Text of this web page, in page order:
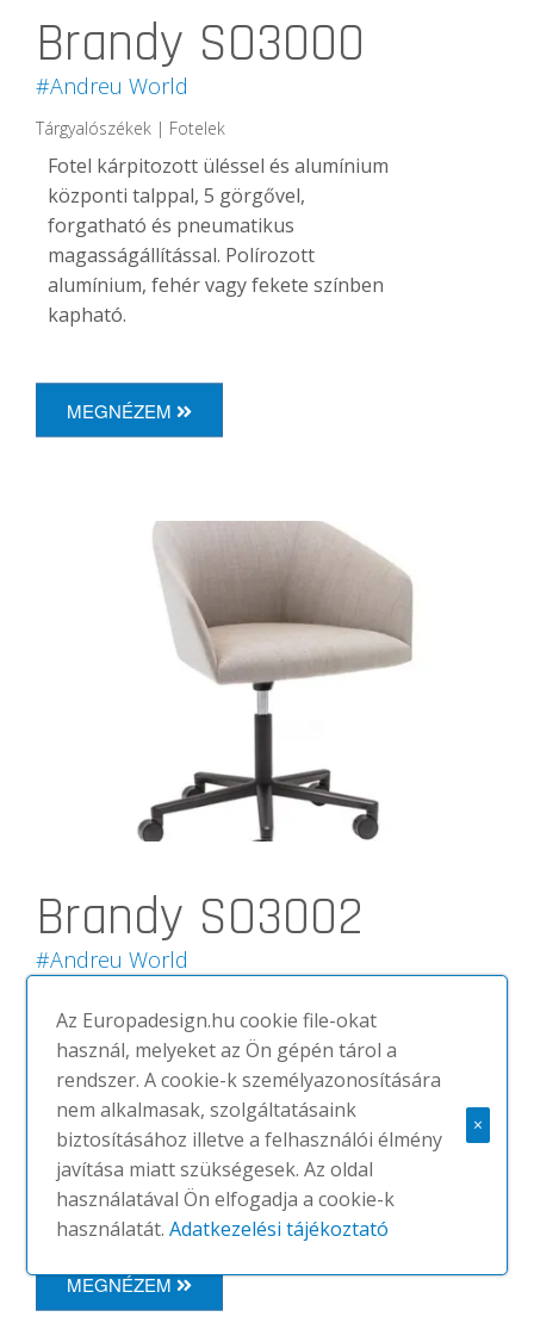
Brandy SO3000
#Andreu World
Tárgyalószékek | Fotelek
Fotel kárpitozott üléssel és alumínium
központi talppal, 5 görgővel,
forgatható és pneumatikus
magasságállítással. Polírozott
alumínium, fehér vagy fekete színben
kapható.
MEGNÉZEM
Brandy SO3002
#Andreu World
Fotel kárpitozott üléssel és Eco termo-
polimer központi talppal, 5 görgővel,
forgatható és pneumatikus
magasságállítással, fekete színű
lábazattal. Polírozott alumínium, fehér
vagy fekete színben kapható.
MEGNÉZEM
Az Europadesign.hu cookie file-okat
használ, melyeket az Ön gépén tárol a
rendszer. A cookie-k személyazonosítására
nem alkalmasak, szolgáltatásaink
biztosításához illetve a felhasználói élmény
javítása miatt szükségesek. Az oldal
használatával Ön elfogadja a cookie-k
használatát.Adatkezelési tájékoztató
×